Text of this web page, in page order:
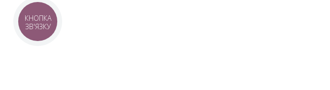
української музики та українських музикантів.
–Ukrainian Scores
композиторів.
КНОПКА
ЗВ'ЯЗКУ